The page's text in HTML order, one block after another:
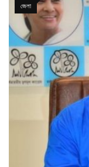
জেলা